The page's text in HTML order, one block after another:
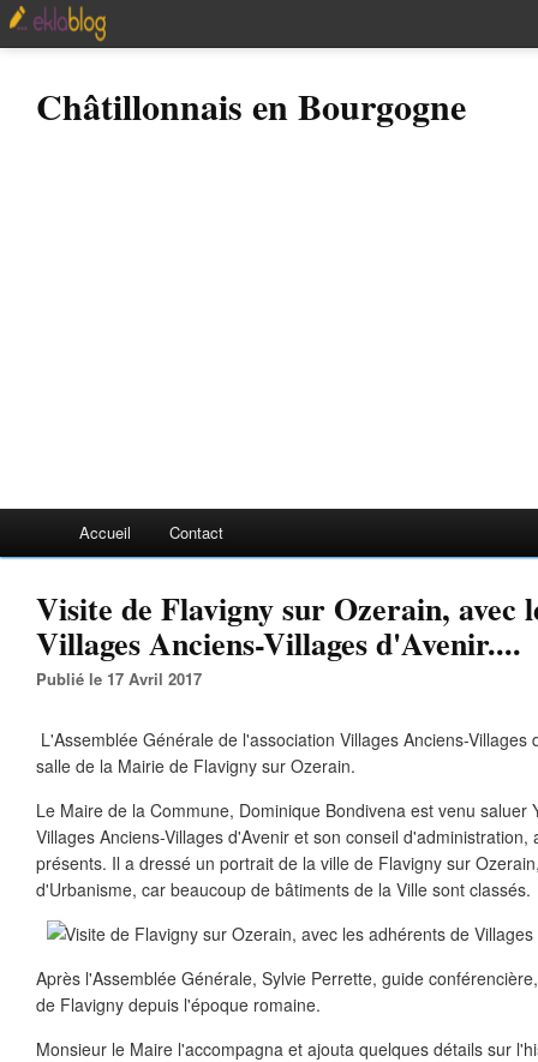
Châtillonnais en Bourgogne
Accueil Contact
Visite de Flavigny sur Ozerain, avec
Villages Anciens-Villages d'Avenir....
Publié le 17 Avril 2017
L'Assemblée Générale de l'association Villages Anciens-
salle de la Mairie de Flavigny sur Ozerain.
Le Maire de la Commune, Dominique Bondivena est venu saluer
Villages Anciens-Villages d'Avenir et son conseil
présents. Il a dressé un portrait de la ville de Flavigny sur
d'Urbanisme, car beaucoup de bâtiments de la Ville sont classés.
Après l'Assemblée Générale, Sylvie Perrette, guide
de Flavigny depuis l'époque romaine.
Monsieur le Maire l'accompagna et ajouta quelques détails sur